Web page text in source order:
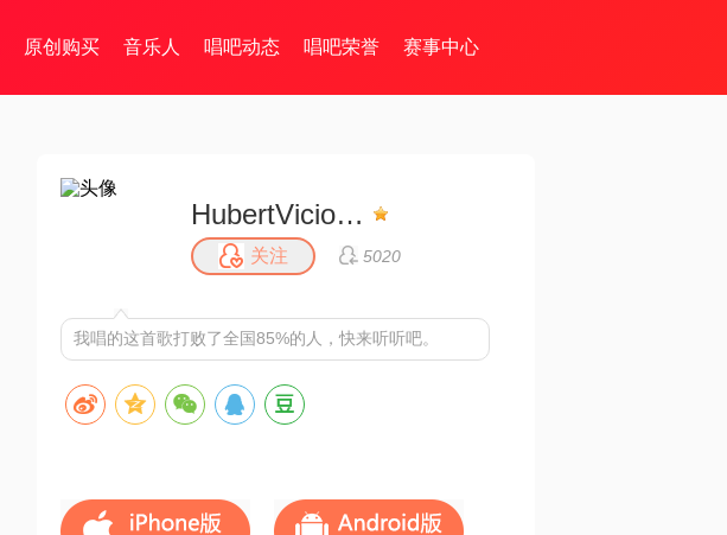
原创购买 音乐人 唱吧动态 唱吧荣誉 赛事中心
HubertVicious╮
关注 5020
我唱的这首歌打败了全国85%的人，快来听听吧。